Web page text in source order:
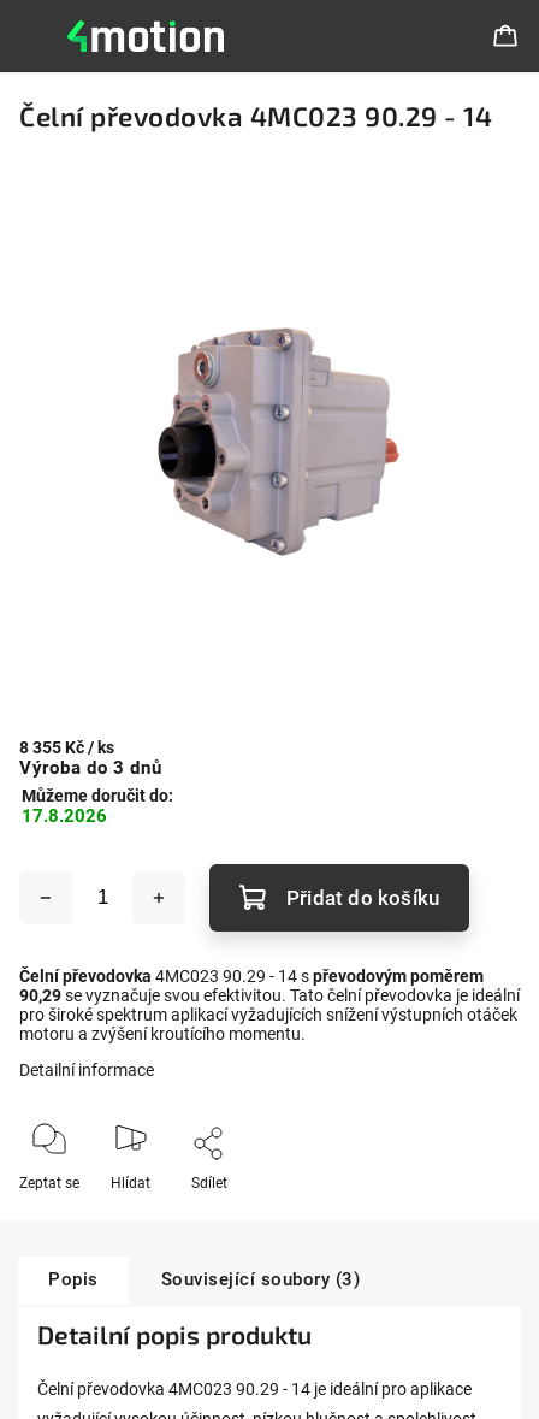
Čelní převodovka 4MC023 90.29 - 14
8 355 Kč/ ks
Výroba do 3 dnů
Můžeme doručit do:
17.8.2026
Přidat do košíku
Čelní převodovka 4MC023 90.29 - 14 spřevodovým poměrem
90,29se vyznačuje svou efektivitou. Tato čelní převodovka je ideální
pro široké spektrum aplikací vyžadujících snížení výstupních otáček
motoru a zvýšení kroutícího momentu.
Detailní informace
Zeptat se Hlídat Sdílet
Popis Související soubory (3)
Detailní popis produktu
Čelní převodovka 4MC023 90.29 - 14 je ideální pro aplikace